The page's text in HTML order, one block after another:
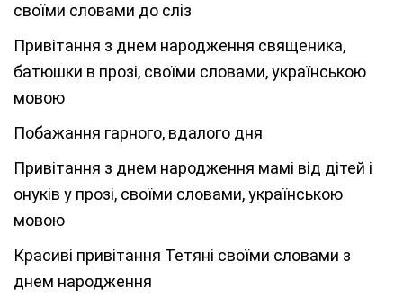
своїми словами до сліз
Привітання з днем народження священика,
батюшки в прозі, своїми словами, українською
мовою
Побажання гарного, вдалого дня
Привітання з днем народження мамі від дітей і
онуків у прозі, своїми словами, українською
мовою
Красиві привітання Тетяні своїми словами з
днем народження